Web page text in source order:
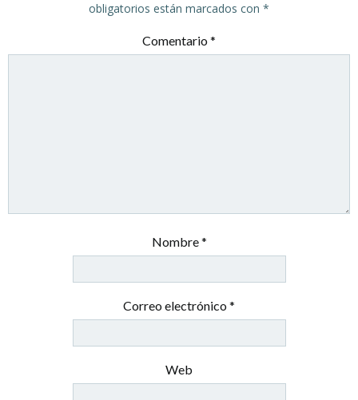
obligatorios están marcados con *
Comentario*
Nombre*
Correo electrónico*
Web